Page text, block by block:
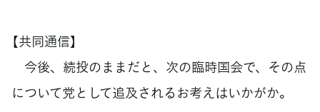
【共同通信】
今後、続投のままだと、次の臨時国会で、その点
について党として追及されるお考えはいかがか。